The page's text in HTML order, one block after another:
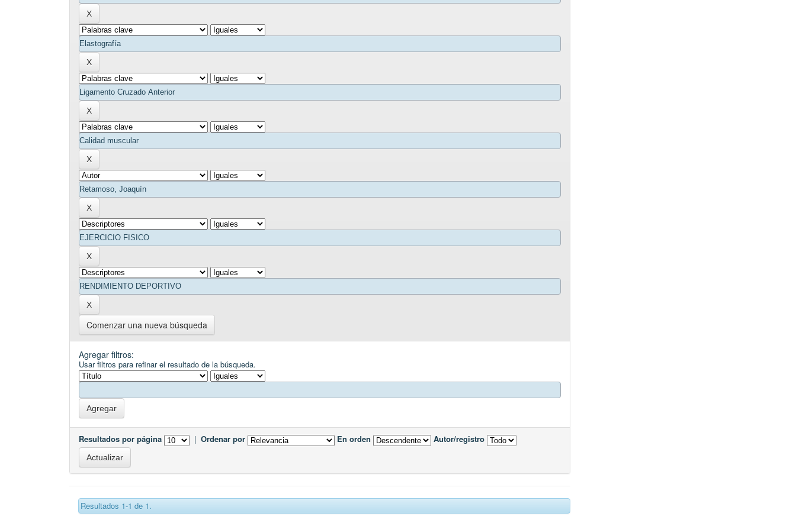
Comenzar una nueva búsqueda
Agregar filtros:
Usar filtros para refinar el resultado de la búsqueda.
Resultados por página | Ordenar por En orden Autor/registro
Resultados 1-1 de 1.